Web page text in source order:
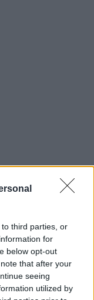
third parties, or
for
below opt-out
that after your
seeing
utilized by
σοκ με
με τη βία
‑ Τι είναι το